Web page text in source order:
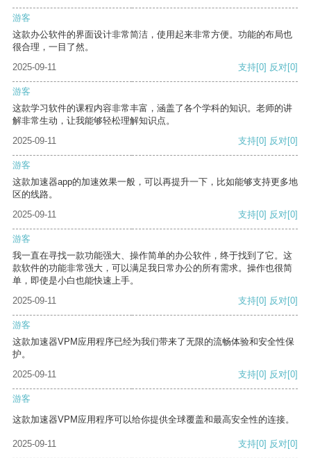
游客
这款办公软件的界面设计非常简洁，使用起来非常方便。功能的布局也
很合理，一目了然。
2025-09-11
支持[0] 反对[0]
游客
这款学习软件的课程内容非常丰富，涵盖了各个学科的知识。老师的讲
解非常生动，让我能够轻松理解知识点。
2025-09-11
支持[0] 反对[0]
游客
这款加速器app的加速效果一般，可以再提升一下，比如能够支持更多地
区的线路。
2025-09-11
支持[0] 反对[0]
游客
我一直在寻找一款功能强大、操作简单的办公软件，终于找到了它。这
款软件的功能非常强大，可以满足我日常办公的所有需求。操作也很简
单，即使是小白也能快速上手。
2025-09-11
支持[0] 反对[0]
游客
这款加速器VPM应用程序已经为我们带来了无限的流畅体验和安全性保
护。
2025-09-11
支持[0] 反对[0]
游客
这款加速器VPM应用程序可以给你提供全球覆盖和最高安全性的连接。
2025-09-11 支持[0] 反对[0]